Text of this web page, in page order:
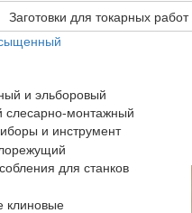
Заготовки для токарных работ
и эльборовый
слесарно-монтажный
и инструмент
для станков
клиновые